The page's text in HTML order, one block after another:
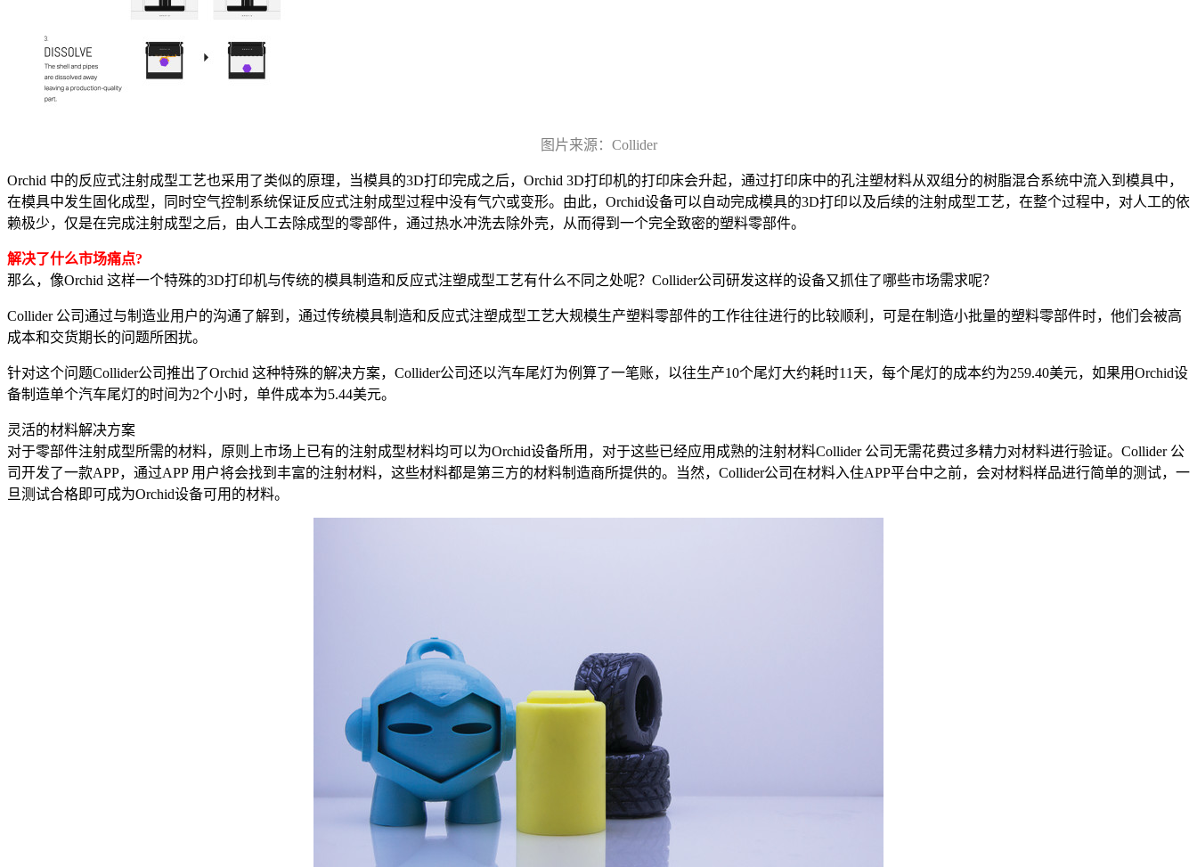
图片来源：Collider
Orchid 中的反应式注射成型工艺也采用了类似的原理，当模具的3D打印完成之后，Orchid 3D打印机的打印床会升起，通过打印床中的孔注塑材料从双组分的树脂混合系统中流入到模具中，
在模具中发生固化成型，同时空气控制系统保证反应式注射成型过程中没有气穴或变形。由此，Orchid设备可以自动完成模具的3D打印以及后续的注射成型工艺，在整个过程中，对人工的依
赖极少，仅是在完成注射成型之后，由人工去除成型的零部件，通过热水冲洗去除外壳，从而得到一个完全致密的塑料零部件。
解决了什么市场痛点?
那么，像Orchid 这样一个特殊的3D打印机与传统的模具制造和反应式注塑成型工艺有什么不同之处呢？Collider公司研发这样的设备又抓住了哪些市场需求呢？
Collider 公司通过与制造业用户的沟通了解到，通过传统模具制造和反应式注塑成型工艺大规模生产塑料零部件的工作往往进行的比较顺利，可是在制造小批量的塑料零部件时，他们会被高
成本和交货期长的问题所困扰。
针对这个问题Collider公司推出了Orchid 这种特殊的解决方案，Collider公司还以汽车尾灯为例算了一笔账，以往生产10个尾灯大约耗时11天，每个尾灯的成本约为259.40美元，如果用Orchid设
备制造单个汽车尾灯的时间为2个小时，单件成本为5.44美元。
灵活的材料解决方案
对于零部件注射成型所需的材料，原则上市场上已有的注射成型材料均可以为Orchid设备所用，对于这些已经应用成熟的注射材料Collider 公司无需花费过多精力对材料进行验证。Collider 公
司开发了一款APP，通过APP 用户将会找到丰富的注射材料，这些材料都是第三方的材料制造商所提供的。当然，Collider公司在材料入住APP平台中之前，会对材料样品进行简单的测试，一
旦测试合格即可成为Orchid设备可用的材料。